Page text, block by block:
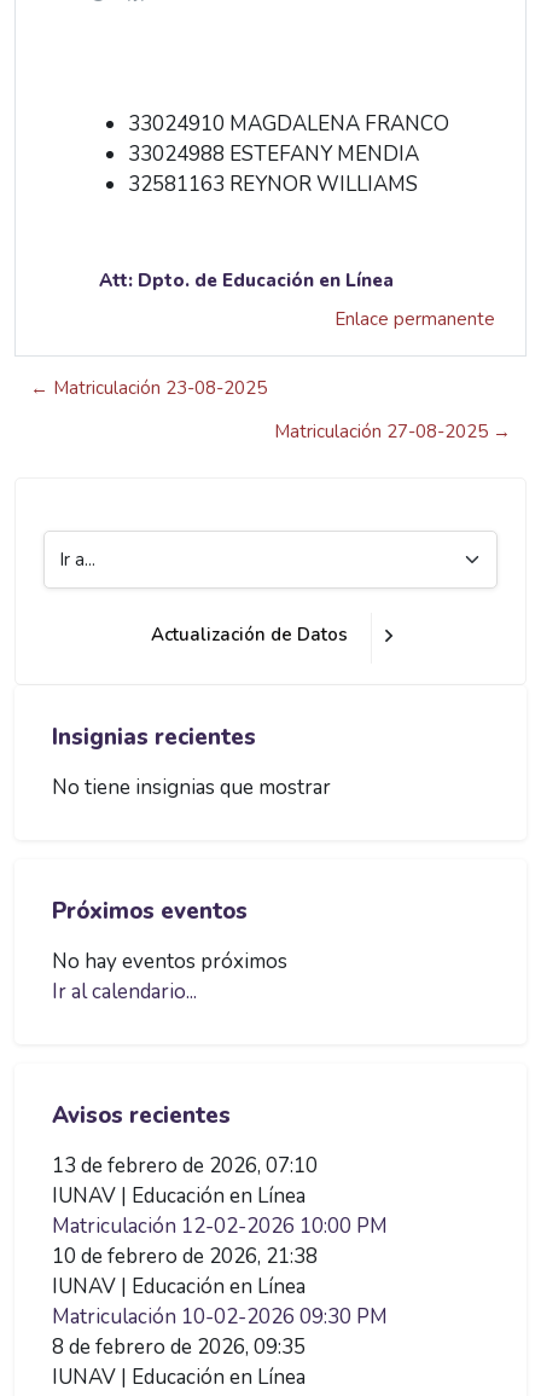
33024910 MAGDALENA FRANCO
33024988 ESTEFANY MENDIA
32581163 REYNOR WILLIAMS
Att: Dpto. de Educación en Línea
Enlace permanente
← Matriculación 23-08-2025
Matriculación 27-08-2025 →
Ir a...
Actualización de Datos
Insignias recientes
No tiene insignias que mostrar
Próximos eventos
No hay eventos próximos
Ir al calendario...
Avisos recientes
13 de febrero de 2026, 07:10
IUNAV | Educación en Línea
Matriculación 12-02-2026 10:00 PM
10 de febrero de 2026, 21:38
IUNAV | Educación en Línea
Matriculación 10-02-2026 09:30 PM
8 de febrero de 2026, 09:35
IUNAV | Educación en Línea